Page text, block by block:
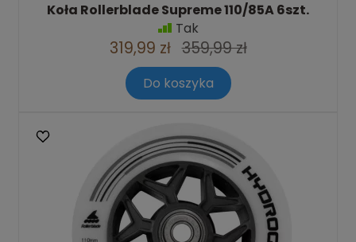
Koła Rollerblade Supreme 110/85A 6szt.
Tak
319,99 zł 359,99 zł
Do koszyka